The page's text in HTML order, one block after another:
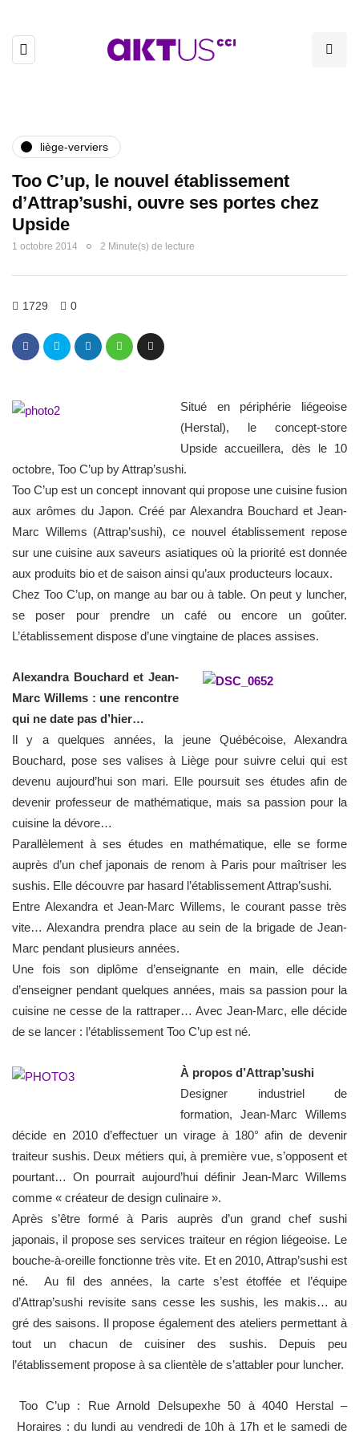
liège-verviers
Too C’up, le nouvel établissement
d’Attrap’sushi, ouvre ses portes chez
Upside
1 octobre 2014 2 Minute(s) de lecture
1729 0
Situé en périphérie liégeoise
(Herstal), le concept-store
Upside accueillera, dès le 10
octobre, Too C’up by Attrap’sushi.
Too C’up est un concept innovant qui propose une cuisine fusion
aux arômes du Japon. Créé par Alexandra Bouchard et Jean-
Marc Willems (Attrap’sushi), ce nouvel établissement repose
sur une cuisine aux saveurs asiatiques où la priorité est donnée
aux produits bio et de saison ainsi qu’aux producteurs locaux.
Chez Too C’up, on mange au bar ou à table. On peut y luncher,
se poser pour prendre un café ou encore un goûter.
L’établissement dispose d’une vingtaine de places assises.
Alexandra Bouchard et Jean-
Marc Willems : une rencontre
qui ne date pas d’hier…
Il y a quelques années, la jeune Québécoise, Alexandra
Bouchard, pose ses valises à Liège pour suivre celui qui est
devenu aujourd’hui son mari. Elle poursuit ses études afin de
devenir professeur de mathématique, mais sa passion pour la
cuisine la dévore…
Parallèlement à ses études en mathématique, elle se forme
auprès d’un chef japonais de renom à Paris pour maîtriser les
sushis. Elle découvre par hasard l’établissement Attrap’sushi.
Entre Alexandra et Jean-Marc Willems, le courant passe très
vite… Alexandra prendra place au sein de la brigade de Jean-
Marc pendant plusieurs années.
Une fois son diplôme d’enseignante en main, elle décide
d’enseigner pendant quelques années, mais sa passion pour la
cuisine ne cesse de la rattraper… Avec Jean-Marc, elle décide
de se lancer : l’établissement Too C’up est né.
À propos d’Attrap’sushi
Designer industriel de
formation, Jean-Marc Willems
décide en 2010 d’effectuer un virage à 180° afin de devenir
traiteur sushis. Deux métiers qui, à première vue, s’opposent et
pourtant… On pourrait aujourd’hui définir Jean-Marc Willems
comme « créateur de design culinaire ».
Après s’être formé à Paris auprès d’un grand chef sushi
japonais, il propose ses services traiteur en région liégeoise. Le
bouche-à-oreille fonctionne très vite. Et en 2010, Attrap’sushi est
né. Au fil des années, la carte s’est étoffée et l’équipe
d’Attrap’sushi revisite sans cesse les sushis, les makis… au
gré des saisons. Il propose également des ateliers permettant à
tout un chacun de cuisiner des sushis. Depuis peu
l’établissement propose à sa clientèle de s’attabler pour luncher.
Too C’up : Rue Arnold Delsupexhe 50 à 4040 Herstal –
Horaires : du lundi au vendredi de 10h à 17h et le samedi de